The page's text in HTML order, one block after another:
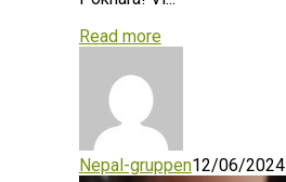
Read more
Nepal-gruppen12/06/2024